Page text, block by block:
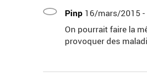
Pinp 16/mars/2015 -
On pourrait faire la
provoquer des